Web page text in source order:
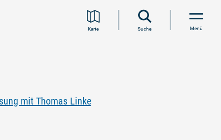
Karte Suche Menü
mit Thomas Linke